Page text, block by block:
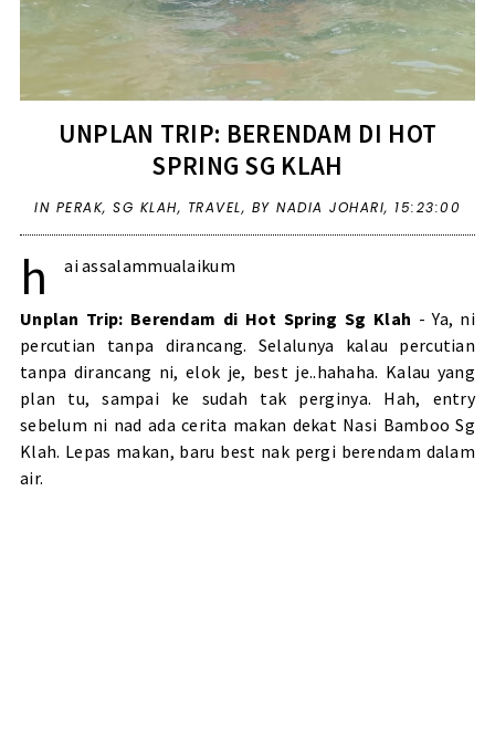
UNPLAN TRIP: BERENDAM DI HOT
SPRING SG KLAH
IN PERAK, SG KLAH, TRAVEL, BY NADIA JOHARI, 15:23:00
h ai assalammualaikum
Unplan Trip: Berendam di Hot Spring Sg Klah - Ya, ni
percutian tanpa dirancang. Selalunya kalau percutian
tanpa dirancang ni, elok je, best je..hahaha. Kalau yang
plan tu, sampai ke sudah tak perginya. Hah, entry
sebelum ni nad ada cerita makan dekat Nasi Bamboo Sg
Klah. Lepas makan, baru best nak pergi berendam dalam
air.